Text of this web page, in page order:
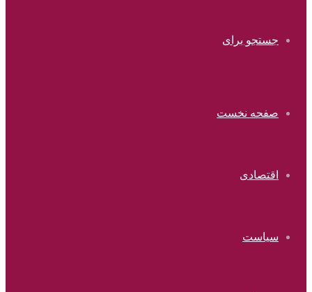
جستجو برای
صفحه نخست
اقتصادی
سیاست